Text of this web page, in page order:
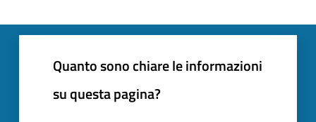
Quanto sono chiare le informazioni
su questa pagina?